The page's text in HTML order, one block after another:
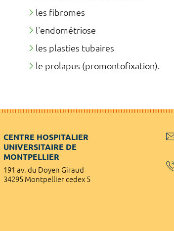
les fibromes
l'endométriose
les plasties tubaires
le prolapus (promontofixation).
CENTRE HOSPITALIER
UNIVERSITAIRE DE
MONTPELLIER
191 av. du Doyen Giraud
34295 Montpellier cedex 5